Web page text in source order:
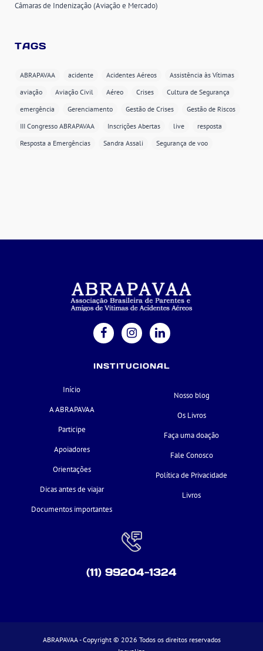
Câmaras de Indenização (Aviação e Mercado)
TAGS
ABRAPAVAA acidente Acidentes Aéreos
Assistência às Vítimas
aviação
Aviação Civil Aéreo Crises
Cultura de Segurança
emergência
Gerenciamento Gestão de Crises
Gestão de Riscos
III Congresso ABRAPAVAA
Inscrições Abertas live
resposta
Resposta a Emergências
Sandra Assali Segurança de voo
INSTITUCIONAL
Início
A ABRAPAVAA
Participe
Apoiadores
Orientações
Dicas antes de viajar
Documentos importantes
Nosso blog
Os Livros
Faça uma doação
Fale Conosco
Política de Privacidade
Livros
(11) 99204-1324
ABRAPAVAA - Copyright © 2026 Todos os direitos reservados